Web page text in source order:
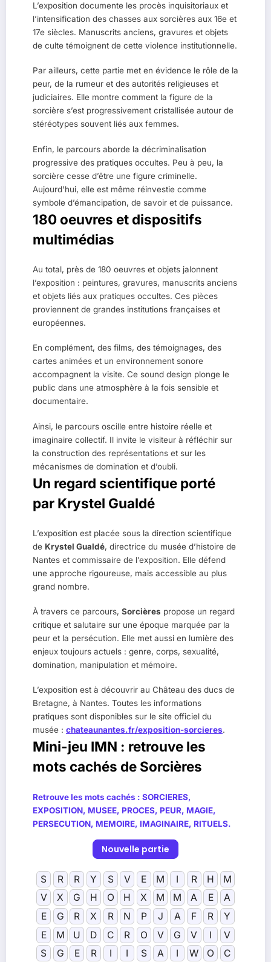
L’exposition documente les procès inquisitoriaux et
l’intensification des chasses aux sorcières aux 16e et
17e siècles. Manuscrits anciens, gravures et objets
de culte témoignent de cette violence institutionnelle.
Par ailleurs, cette partie met en évidence le rôle de la
peur, de la rumeur et des autorités religieuses et
judiciaires. Elle montre comment la figure de la
sorcière s’est progressivement cristallisée autour de
stéréotypes souvent liés aux femmes.
Enfin, le parcours aborde la décriminalisation
progressive des pratiques occultes. Peu à peu, la
sorcière cesse d’être une figure criminelle.
Aujourd’hui, elle est même réinvestie comme
symbole d’émancipation, de savoir et de puissance.
180 oeuvres et dispositifs
multimédias
Au total, près de 180 oeuvres et objets jalonnent
l’exposition : peintures, gravures, manuscrits anciens
et objets liés aux pratiques occultes. Ces pièces
proviennent de grandes institutions françaises et
européennes.
En complément, des films, des témoignages, des
cartes animées et un environnement sonore
accompagnent la visite. Ce sound design plonge le
public dans une atmosphère à la fois sensible et
documentaire.
Ainsi, le parcours oscille entre histoire réelle et
imaginaire collectif. Il invite le visiteur à réfléchir sur
la construction des représentations et sur les
mécanismes de domination et d’oubli.
Un regard scientifique porté
par Krystel Gualdé
L’exposition est placée sous la direction scientifique
de Krystel Gualdé, directrice du musée d’histoire de
Nantes et commissaire de l’exposition. Elle défend
une approche rigoureuse, mais accessible au plus
grand nombre.
À travers ce parcours, Sorcières propose un regard
critique et salutaire sur une époque marquée par la
peur et la persécution. Elle met aussi en lumière des
enjeux toujours actuels : genre, corps, sexualité,
domination, manipulation et mémoire.
L’exposition est à découvrir au Château des ducs de
Bretagne, à Nantes. Toutes les informations
pratiques sont disponibles sur le site officiel du
musée : chateaunantes.fr/exposition-sorcieres.
Mini-jeu IMN : retrouve les
mots cachés de Sorcières
Retrouve les mots cachés : SORCIERES,
EXPOSITION, MUSEE, PROCES, PEUR, MAGIE,
PERSECUTION, MEMOIRE, IMAGINAIRE, RITUELS.
Nouvelle partie
S R R Y S V E M I R H
M
V
X G H O H X M M A E
A
E
G R X R N P J A F R
Y
E
M U D C R O V G V I
V
S
G E R I I S A I W O C